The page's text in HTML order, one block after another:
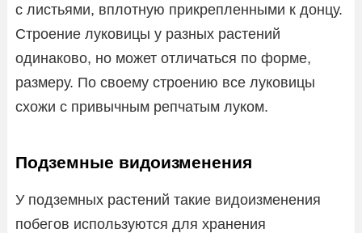
с листьями, вплотную прикрепленными к донцу.
Строение луковицы у разных растений
одинаково, но может отличаться по форме,
размеру. По своему строению все луковицы
схожи с привычным репчатым луком.
Подземные видоизменения
У подземных растений такие видоизменения
побегов используются для хранения